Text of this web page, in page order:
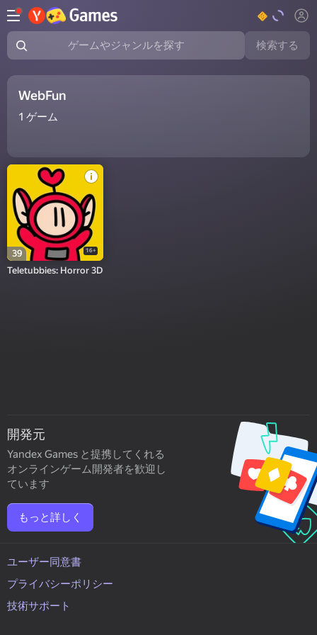
ゲームやジャンルを探す 検索する
WebFun
1 ゲーム
39 16+
Teletubbies: Horror 3D
開発元
Yandex Games と提携してくれる
オンラインゲーム開発者を歓迎し
ています
もっと詳しく
ユーザー同意書
プライバシーポリシー
技術サポート